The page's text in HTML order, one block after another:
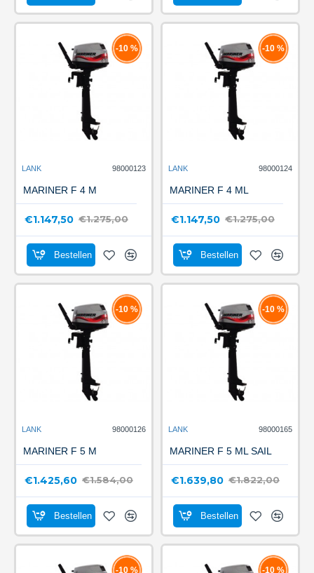
-10 %
LANK 98000123
MARINER F 4 M
€1.147,50 €1.275,00
Bestellen
-10 %
LANK 98000124
MARINER F 4 ML
€1.147,50 €1.275,00
Bestellen
-10 %
LANK 98000126
MARINER F 5 M
€1.425,60 €1.584,00
Bestellen
-10 %
LANK 98000165
MARINER F 5 ML SAIL
€1.639,80 €1.822,00
Bestellen
-10 % -10 %